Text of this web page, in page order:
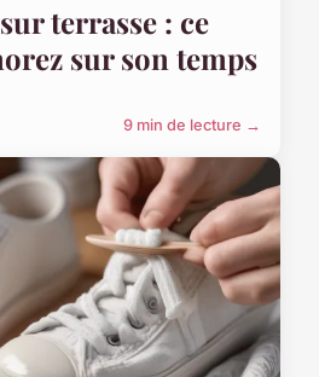
terrasse : ce
sur son temps
9 min de lecture →